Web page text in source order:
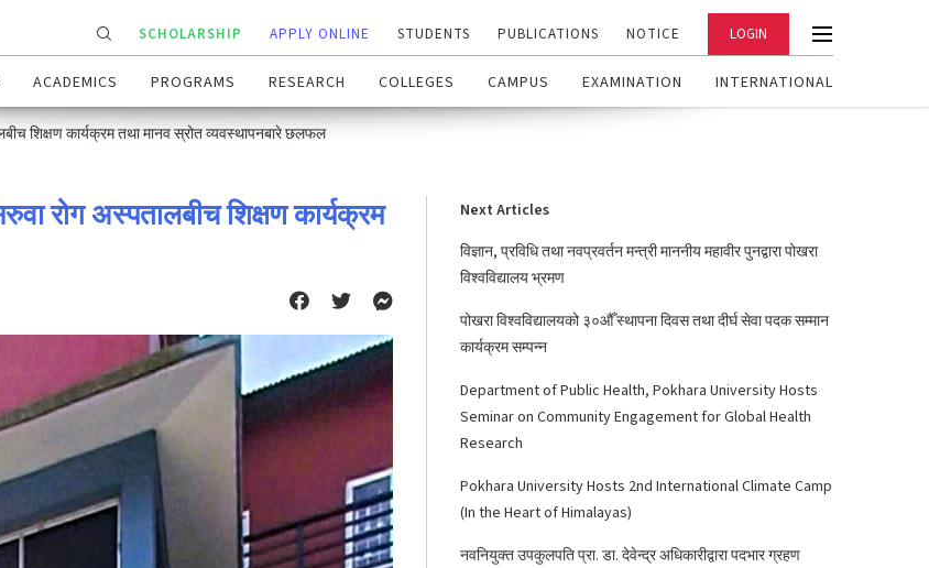
SCHOLARSHIP APPLY ONLINE STUDENTS PUBLICATIONS NOTICE LOGIN
ACADEMICS PROGRAMS RESEARCH COLLEGES CAMPUS EXAMINATION INTERNATIONAL
शिक्षण कार्यक्रम तथा मानव स्रोत व्यवस्थापनबारे छलफल
रोग अस्पतालबीच शिक्षण कार्यक्रम
Next Articles
विज्ञान, प्रविधि तथा नवप्रवर्तन मन्त्री माननीय महावीर पुनद्वारा पोखरा
विश्वविद्यालय भ्रमण
पोखरा विश्वविद्यालयको ३०औँ स्थापना दिवस तथा दीर्घ सेवा पदक सम्मान
कार्यक्रम सम्पन्न
Department of Public Health, Pokhara University Hosts
Seminar on Community Engagement for Global Health
Research
Pokhara University Hosts 2nd International Climate Camp
(In the Heart of Himalayas)
नवनियुक्त उपकुलपति प्रा. डा. देवेन्द्र अधिकारीद्वारा पदभार ग्रहण